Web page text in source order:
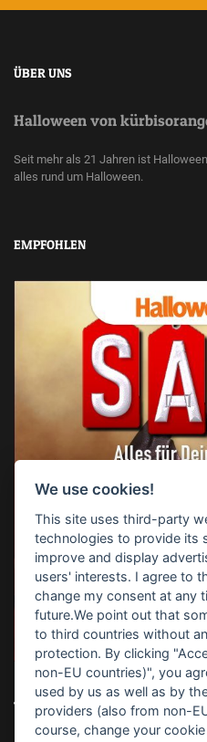
ÜBER UNS
Halloween von
Seit mehr als 21 Jahren ist
alles rund um Halloween.
EMPFOHLEN
TOP-SUCHBEGRIFFE
We use cookies!
This site uses third-party
technologies to provide its
improve and display
users' interests. I agree to
change my consent at any
future.We point out that
to third countries without
protection. By clicking
non-EU countries)", you
used by us as well as by
providers (also from non-
course, change your